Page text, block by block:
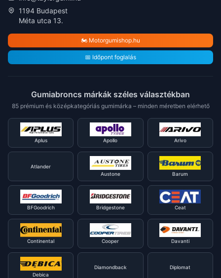
1194 Budapest
Méta utca 13.
🏍️ Motorgumishop.hu
📅 Időpont foglalás
Gumiabroncs márkák széles választékban
85 prémium és középkategóriás gumimárka – minden méretben elérhető
Aplus Apollo Arivo
Atlander
Austone
Barum
BFGoodrich Bridgestone Ceat
Continental Cooper Davanti
Debica
Diamondback Diplomat